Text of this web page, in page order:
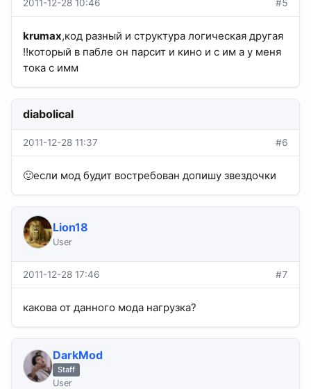
2011-12-28 10:46 #5
krumax,код разный и структура логическая другая
!!который в пабле он парсит и кино и с им а у меня
тока с имм
diabolical
2011-12-28 11:37 #6
🙂если мод будит востребован допишу звездочки
Lion18
User
2011-12-28 17:46 #7
какова от данного мода нагрузка?
DarkMod
Staff
User